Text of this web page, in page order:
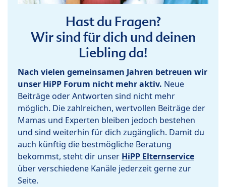
Hast du Fragen?
Wir sind für dich und deinen
Liebling da!
Nach vielen gemeinsamen Jahren betreuen wir
unser HiPP Forum nicht mehr aktiv. Neue
Beiträge oder Antworten sind nicht mehr
möglich. Die zahlreichen, wertvollen Beiträge der
Mamas und Experten bleiben jedoch bestehen
und sind weiterhin für dich zugänglich. Damit du
auch künftig die bestmögliche Beratung
bekommst, steht dir unser HiPP Elternservice
über verschiedene Kanäle jederzeit gerne zur
Seite.